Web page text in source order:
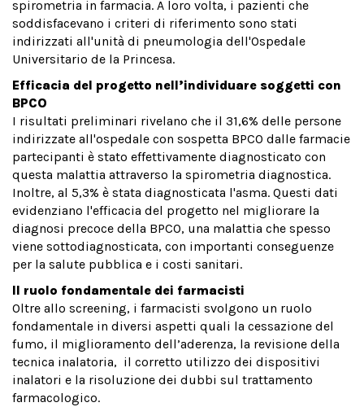
spirometria in farmacia. A loro volta, i pazienti che
soddisfacevano i criteri di riferimento sono stati
indirizzati all'unità di pneumologia dell'Ospedale
Universitario de la Princesa.
Efficacia del progetto nell’individuare soggetti con
BPCO
I risultati preliminari rivelano che il 31,6% delle persone
indirizzate all'ospedale con sospetta BPCO dalle farmacie
partecipanti è stato effettivamente diagnosticato con
questa malattia attraverso la spirometria diagnostica.
Inoltre, al 5,3% è stata diagnosticata l'asma. Questi dati
evidenziano l'efficacia del progetto nel migliorare la
diagnosi precoce della BPCO, una malattia che spesso
viene sottodiagnosticata, con importanti conseguenze
per la salute pubblica e i costi sanitari.
Il ruolo fondamentale dei farmacisti
Oltre allo screening, i farmacisti svolgono un ruolo
fondamentale in diversi aspetti quali la cessazione del
fumo, il miglioramento dell’aderenza, la revisione della
tecnica inalatoria, il corretto utilizzo dei dispositivi
inalatori e la risoluzione dei dubbi sul trattamento
farmacologico.